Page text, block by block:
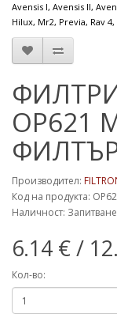
Avensis I, Avensis II,
Hilux, Mr2, Previa, Rav
OP621
Производител:
Код на продукта:
Наличност:
6.14 €/
Кол-во: